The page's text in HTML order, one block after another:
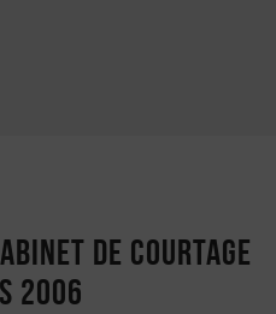
de courtage
2006